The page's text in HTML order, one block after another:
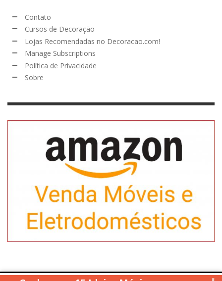
Contato
Cursos de Decoração
Lojas Recomendadas no Decoracao.com!
Manage Subscriptions
Política de Privacidade
Sobre